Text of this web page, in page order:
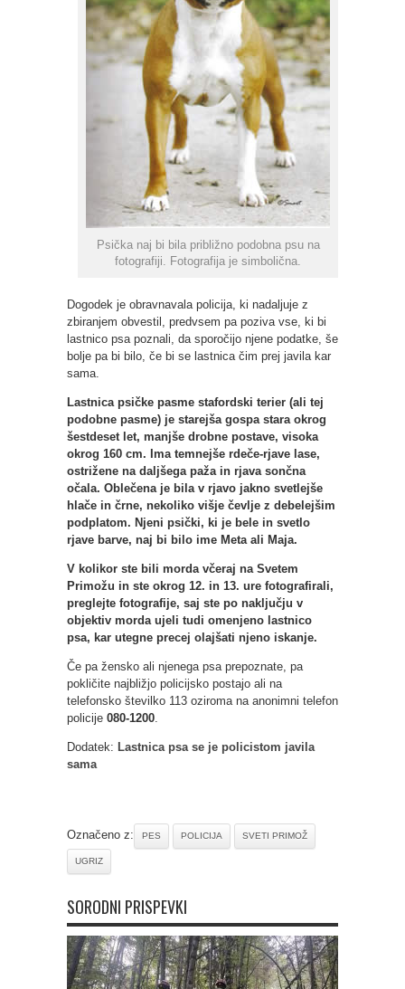
Psička naj bi bila približno podobna psu na
fotografiji. Fotografija je simbolična.
Dogodek je obravnavala policija, ki nadaljuje z
zbiranjem obvestil, predvsem pa poziva vse, ki bi
lastnico psa poznali, da sporočijo njene podatke, še
bolje pa bi bilo, če bi se lastnica čim prej javila kar
sama.
Lastnica psičke pasme stafordski terier (ali tej
podobne pasme) je starejša gospa stara okrog
šestdeset let, manjše drobne postave, visoka
okrog 160 cm. Ima temnejše rdeče-rjave lase,
ostrižene na daljšega paža in rjava sončna
očala. Oblečena je bila v rjavo jakno svetlejše
hlače in črne, nekoliko višje čevlje z debelejšim
podplatom. Njeni psički, ki je bele in svetlo
rjave barve, naj bi bilo ime Meta ali Maja.
V kolikor ste bili morda včeraj na Svetem
Primožu in ste okrog 12. in 13. ure fotografirali,
preglejte fotografije, saj ste po naključju v
objektiv morda ujeli tudi omenjeno lastnico
psa, kar utegne precej olajšati njeno iskanje.
Če pa žensko ali njenega psa prepoznate, pa
pokličite najbližjo policijsko postajo ali na
telefonsko številko 113 oziroma na anonimni telefon
policije 080-1200
Dodatek: Lastnica psa se je policistom javila
sama
Označeno z: PES POLICIJA SVETI PRIMOŽ
UGRIZ
SORODNI PRISPEVKI